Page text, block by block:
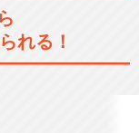
れる！